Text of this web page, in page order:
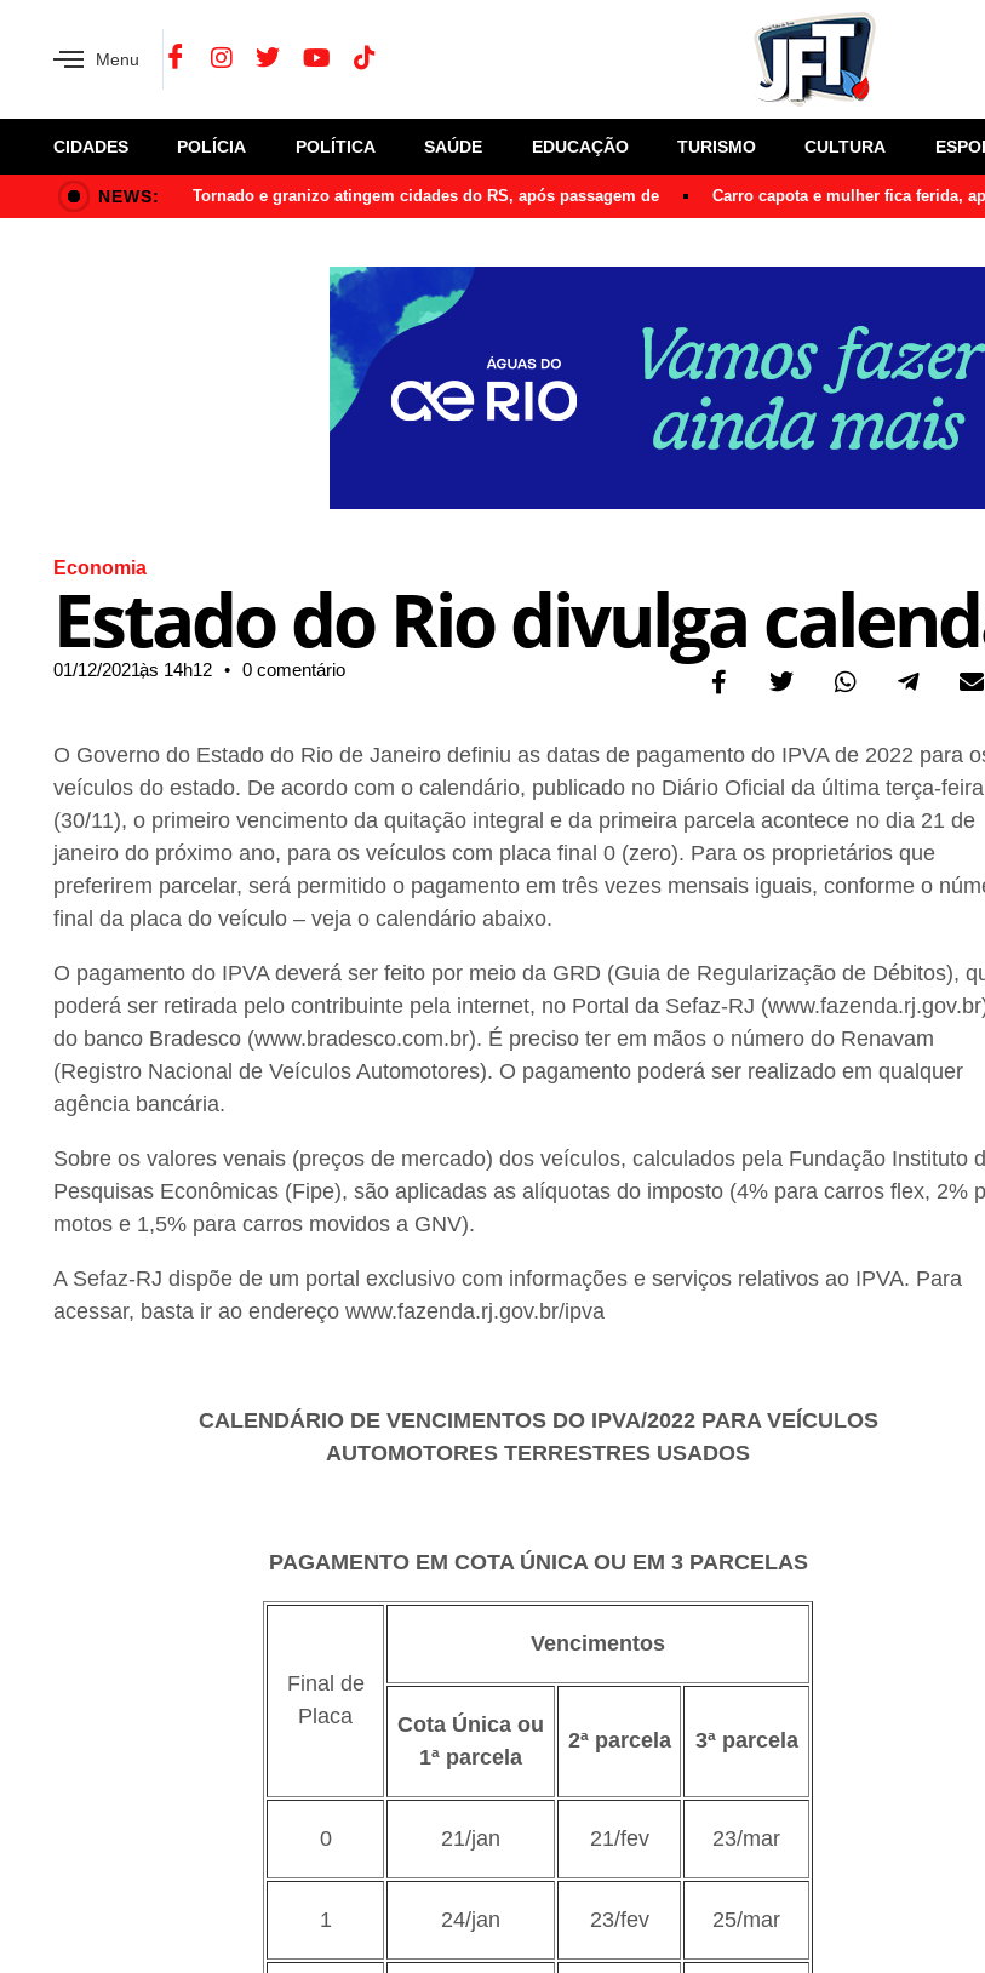
Menu
CIDADES POLÍCIA POLÍTICA SAÚDE EDUCAÇÃO TURISMO CULTURA
NEWS: Tornado e granizo atingem cidades do RS, após passagem de Carro capota e mulher fica ferida,
Economia
Estado do Rio divulga
01/12/2021,às 14h12 • 0 comentário
O Governo do Estado do Rio de Janeiro definiu as datas de pagamento do IPVA de 2022 para
veículos do estado. De acordo com o calendário, publicado no Diário Oficial da última terça-feira
(30/11), o primeiro vencimento da quitação integral e da primeira parcela acontece no dia 21 de
janeiro do próximo ano, para os veículos com placa final 0 (zero). Para os proprietários que
preferirem parcelar, será permitido o pagamento em três vezes mensais iguais, conforme o
final da placa do veículo – veja o calendário abaixo.
O pagamento do IPVA deverá ser feito por meio da GRD (Guia de Regularização de Débitos),
poderá ser retirada pelo contribuinte pela internet, no Portal da Sefaz-RJ
do banco Bradesco (www.bradesco.com.br). É preciso ter em mãos o número do Renavam
(Registro Nacional de Veículos Automotores). O pagamento poderá ser realizado em qualquer
agência bancária.
Sobre os valores venais (preços de mercado) dos veículos, calculados pela Fundação Instituto
Pesquisas Econômicas (Fipe), são aplicadas as alíquotas do imposto (4% para carros flex, 2%
motos e 1,5% para carros movidos a GNV).
A Sefaz-RJ dispõe de um portal exclusivo com informações e serviços relativos ao IPVA. Para
acessar, basta ir ao endereço www.fazenda.rj.gov.br/ipva
CALENDÁRIO DE VENCIMENTOS DO IPVA/2022 PARA VEÍCULOS
AUTOMOTORES TERRESTRES USADOS
PAGAMENTO EM COTA ÚNICA OU EM 3 PARCELAS
Final de
Placa
Vencimentos
Cota Única ou
1ª parcela
2ª parcela 3ª parcela
0 21/jan 21/fev 23/mar
1 24/jan 23/fev 25/mar